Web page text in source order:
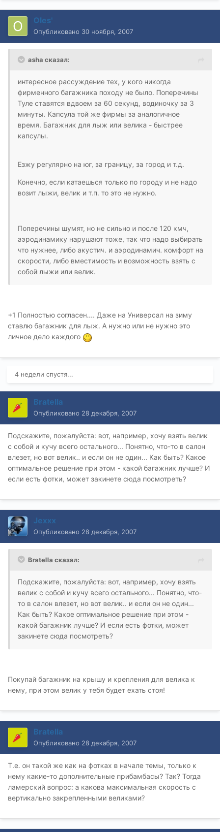
Oles'
Опубликовано 30 ноября, 2007
asha сказал:
интересное рассуждение тех, у кого никогда
фирменного багажника походу не было. Поперечины
Туле ставятся вдвоем за 60 секунд, водиночку за 3
минуты. Капсула той же фирмы за аналогичное
время. Багажник для лыж или велика - быстрее
капсулы.
Езжу регулярно на юг, за границу, за город и т.д.
Конечно, если катаешься только по городу и не надо
возит лыжи, велик и т.п. то это не нужно.
Поперечины шумят, но не сильно и после 120 кмч,
аэродинамику нарушают тоже, так что надо выбирать
что нужнее, либо акустич. и аэродинамич. комфорт на
скорости, либо вместимость и возможность взять с
собой лыжи или велик.
+1 Полностью согласен.... Даже на Универсал на зиму
ставлю багажник для лыж. А нужно или не нужно это
личное дело каждого
4 недели спустя...
Bratella
Опубликовано 28 декабря, 2007
Подскажите, пожалуйста: вот, например, хочу взять велик
с собой и кучу всего остального... Понятно, что-то в салон
влезет, но вот велик.. и если он не один... Как быть? Какое
оптимальное решение при этом - какой багажник лучше? И
если есть фотки, может закинете сюда посмотреть?
Jexxx
Опубликовано 28 декабря, 2007
Bratella сказал:
Подскажите, пожалуйста: вот, например, хочу взять
велик с собой и кучу всего остального... Понятно, что-
то в салон влезет, но вот велик.. и если он не один...
Как быть? Какое оптимальное решение при этом -
какой багажник лучше? И если есть фотки, может
закинете сюда посмотреть?
Покупай багажник на крышу и крепления для велика к
нему, при этом велик у тебя будет ехать стоя!
Bratella
Опубликовано 28 декабря, 2007
Т.е. он такой же как на фотках в начале темы, только к
нему какие-то дополнительные прибамбасы? Так? Тогда
ламерский вопрос: а какова максимальная скорость с
вертикально закрепленными великами?